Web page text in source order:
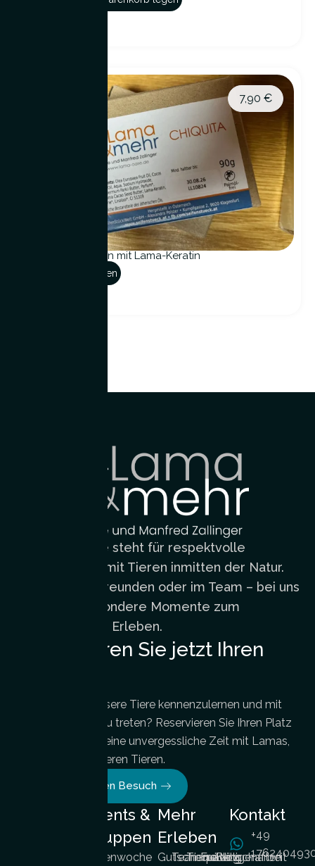
Seife der Jüngsten mit Lama-Keratin
Optionen auswählen
7,90 €
Die Lama-Oase steht für respektvolle
Begegnungen mit Tieren inmitten der Natur.
Ob allein, mit Freunden oder im Team – bei uns
entstehen besondere Momente zum
Ankommen und Erleben.
Organisieren Sie jetzt Ihren
Sind Sie bereit, unsere Tiere kennenzulernen und mit
ihnen in Kontakt zu treten? Reservieren Sie Ihren Platz
und genießen Sie eine unvergessliche Zeit mit Lamas,
Kamelen und anderen Tieren.
Buchen Sie Ihren Besuch
Events &
Gruppen
Ferienwoche
Mehr
Erleben
Gutscheine
Teambuilding
Tierpatenschaften
Freiwilligenarbeit
Blog
Kontakt
+49